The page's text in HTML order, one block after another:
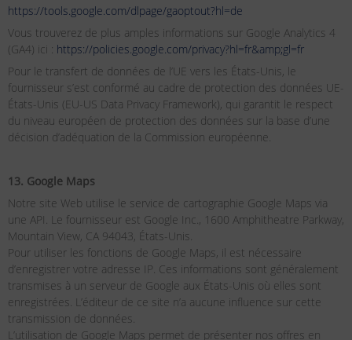
https://tools.google.com/dlpage/gaoptout?hl=de
Vous trouverez de plus amples informations sur Google Analytics 4
(GA4) ici : https://policies.google.com/privacy?hl=fr&amp;gl=fr
Pour le transfert de données de l’UE vers les États-Unis, le
fournisseur s’est conformé au cadre de protection des données UE-
États-Unis (EU-US Data Privacy Framework), qui garantit le respect
du niveau européen de protection des données sur la base d’une
décision d’adéquation de la Commission européenne.
13. Google Maps
Notre site Web utilise le service de cartographie Google Maps via
une API. Le fournisseur est Google Inc., 1600 Amphitheatre Parkway,
Mountain View, CA 94043, États-Unis.
Pour utiliser les fonctions de Google Maps, il est nécessaire
d’enregistrer votre adresse IP. Ces informations sont généralement
transmises à un serveur de Google aux États-Unis où elles sont
enregistrées. L’éditeur de ce site n’a aucune influence sur cette
transmission de données.
L’utilisation de Google Maps permet de présenter nos offres en